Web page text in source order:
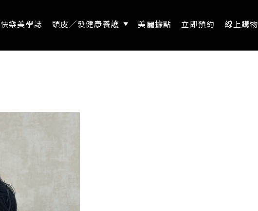
快樂美學誌 頭皮／髮健康養護 美麗據點 立即預約 線上購物